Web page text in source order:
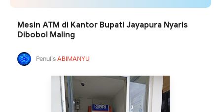
Mesin ATM di Kantor Bupati Jayapura Nyaris
Dibobol Maling
PenulisABIMANYU